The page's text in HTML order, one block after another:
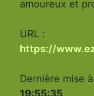
amoureux et
URL :
https://
Dernière mise
19:55:35